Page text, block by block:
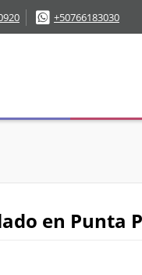
+50766183030
en Punta